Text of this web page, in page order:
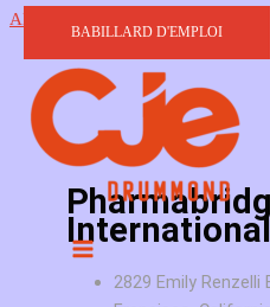
Aller au contenu
BABILLARD D'EMPLOI
International
2829 Emily Renzelli